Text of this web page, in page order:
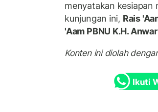
menyatakan kesiapan
kunjungan ini, Rais
'Aam PBNU K.H.
Konten ini diolah
Ikuti